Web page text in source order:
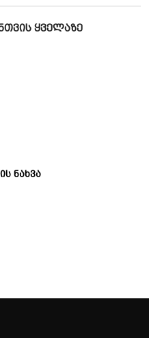
ყველაზე
ნახვა